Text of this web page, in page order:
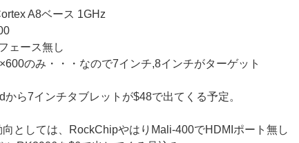
A8ベース 1GHz
ェース無し
のみ・・・なので7インチ,8インチがターゲット
から7インチタブレットが$48で出てくる予定。
としては、RockChipやはりMali-400でHDMIポート無し